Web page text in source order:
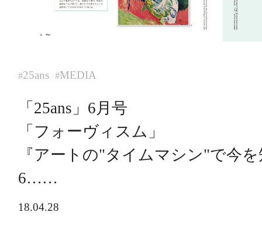
#25ans #MEDIA
「25ans」6月号
「フォーヴィスム」
『アートの"タイムマシン"で今
6……
18.04.28